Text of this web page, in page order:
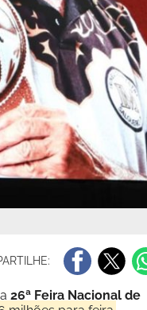
26ª Feira Nacional de